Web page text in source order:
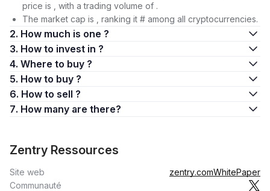
price is , with a trading volume of .
The market cap is , ranking it # among all cryptocurrencies.
2. How much is one ?
3. How to invest in ?
4. Where to buy ?
5. How to buy ?
6. How to sell ?
7. How many are there?
Zentry Ressources
Site web zentry.comWhitePaper
Communauté